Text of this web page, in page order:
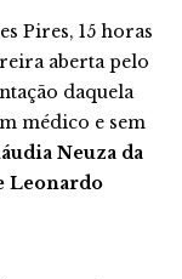
Pires, 15 horas
aberta pelo
daquela
médico e sem
Neuza da
Leonardo